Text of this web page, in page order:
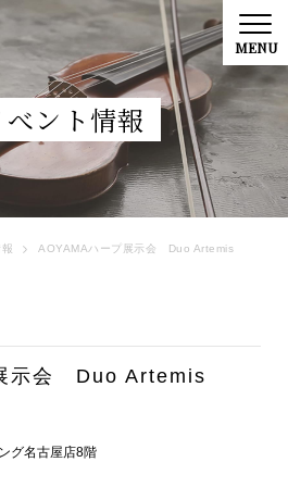
ント情報
AOYAMAハープ展示会 Duo Artemis
示会 Duo Artemis
グ名古屋店8階